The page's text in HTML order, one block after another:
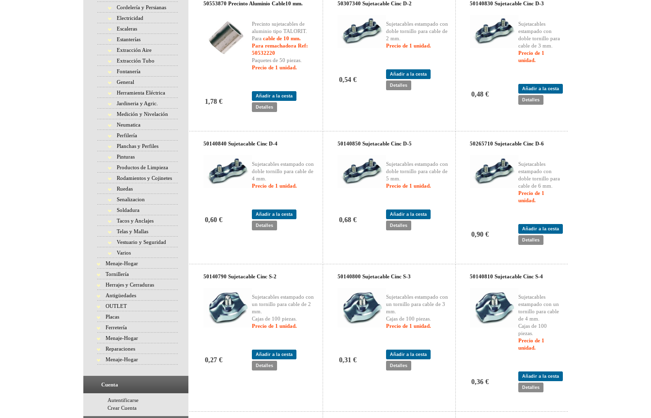
Cordelería y Persianas
Electricidad
Escaleras
Estanterías
Extracción Aire
Extracción Tubo
Fontanería
General
Herramienta Eléctrica
Jardineria y Agric.
Medición y Nivelación
Neumatica
Perfilería
Planchas y Perfiles
Pinturas
Productos de Limpieza
Rodamientos y Cojinetes
Ruedas
Senalizacion
Soldadura
Tacos y Anclajes
Telas y Mallas
Vestuario y Seguridad
Varios
Menaje-Hogar
Tornillería
Herrajes y Cerraduras
Antigüedades
OUTLET
Placas
Ferretería
Menaje-Hogar
Reparaciones
Menaje-Hogar
Cuenta
Autentificarse
Crear Cuenta
50553870 Precinto Aluminio Cable10 mm.
Precinto sujetacables de
aluminio tipo TALORIT.
Para cable de 10 mm.
Para remachadora Ref:
50532220
Paquetes de 50 piezas.
Precio de 1 unidad.
1,78 €
Añadir a la cesta
Detalles
50307340 Sujetacable Cinc D-2
Sujetacables estampado con
doble tornillo para cable de
2 mm.
Precio de 1 unidad.
0,54 €
Añadir a la cesta
Detalles
50140830 Sujetacable Cinc D-3
Sujetacables
estampado con
doble tornillo para
cable de 3 mm.
Precio de 1
unidad.
0,48 €
Añadir a la cesta
Detalles
50140840 Sujetacable Cinc D-4
Sujetacables estampado con
doble tornillo para cable de
4 mm.
Precio de 1 unidad.
0,60 €
Añadir a la cesta
Detalles
50140850 Sujetacable Cinc D-5
Sujetacables estampado con
doble tornillo para cable de
5 mm.
Precio de 1 unidad.
0,68 €
Añadir a la cesta
Detalles
50265710 Sujetacable Cinc D-6
Sujetacables
estampado con
doble tornillo para
cable de 6 mm.
Precio de 1
unidad.
0,90 €
Añadir a la cesta
Detalles
50140790 Sujetacable Cinc S-2
Sujetacables estampado con
un tornillo para cable de 2
mm.
Cajas de 100 piezas.
Precio de 1 unidad.
0,27 €
Añadir a la cesta
Detalles
50140800 Sujetacable Cinc S-3
Sujetacables estampado con
un tornillo para cable de 3
mm.
Cajas de 100 piezas.
Precio de 1 unidad.
0,31 €
Añadir a la cesta
Detalles
50140810 Sujetacable Cinc S-4
Sujetacables
estampado con un
tornillo para cable
de 4 mm.
Cajas de 100
piezas.
Precio de 1
unidad.
0,36 €
Añadir a la cesta
Detalles